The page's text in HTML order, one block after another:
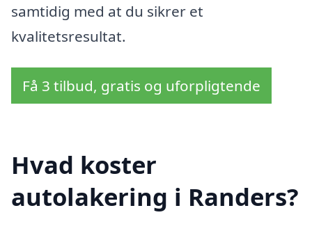
samtidig med at du sikrer et
kvalitetsresultat.
Få 3 tilbud, gratis og uforpligtende
Hvad koster
autolakering i Randers?